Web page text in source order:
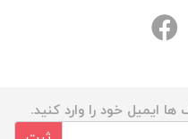
ایمیل خود را وارد کنید.